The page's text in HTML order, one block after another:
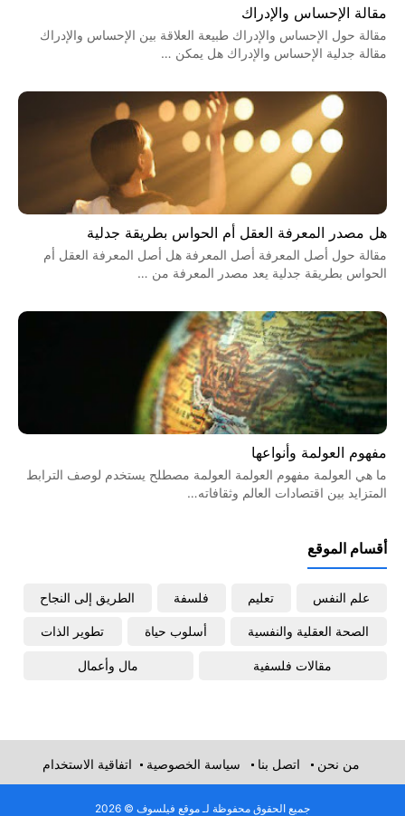
مقالة الإحساس والإدراك
مقالة حول الإحساس والإدراك طبيعة العلاقة بين الإحساس والإدراك
مقالة جدلية الإحساس والإدراك هل يمكن …
هل مصدر المعرفة العقل أم الحواس بطريقة جدلية
مقالة حول أصل المعرفة أصل المعرفة هل أصل المعرفة العقل أم
الحواس بطريقة جدلية يعد مصدر المعرفة من …
مفهوم العولمة وأنواعها
ما هي العولمة مفهوم العولمة العولمة مصطلح يستخدم لوصف الترابط
المتزايد بين اقتصادات العالم وثقافاته…
أقسام الموقع
علم النفس تعليم فلسفة الطريق إلى النجاح
الصحة العقلية والنفسية أسلوب حياة تطوير الذات
مقالات فلسفية مال وأعمال
من نحن اتصل بنا سياسة الخصوصية اتفاقية الاستخدام
جميع الحقوق محفوظة لـ موقع فيلسوف © 2026